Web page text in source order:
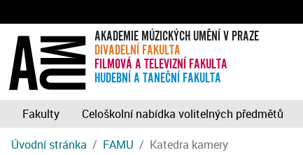
AKADEMIE MÚZICKÝCH UMĚNÍ V PRAZE
DIVADELNÍ FAKULTA
FILMOVÁ A TELEVIZNÍ FAKULTA
HUDEBNÍ A TANEČNÍ FAKULTA
Fakulty Celoškolní nabídka volitelných předmětů
Úvodní stránka
FAMU Katedra kamery